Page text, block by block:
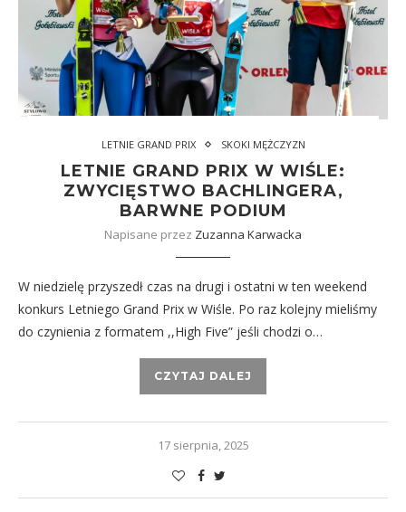
LETNIE GRAND PRIX SKOKI MĘŻCZYZN
LETNIE GRAND PRIX W WIŚLE:
ZWYCIĘSTWO BACHLINGERA,
BARWNE PODIUM
Napisane przez Zuzanna Karwacka
W niedzielę przyszedł czas na drugi i ostatni w ten weekend
konkurs Letniego Grand Prix w Wiśle. Po raz kolejny mieliśmy
do czynienia z formatem ,,High Five” jeśli chodzi o…
CZYTAJ DALEJ
17 sierpnia, 2025